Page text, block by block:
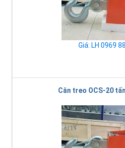
Giá: LH 0969
Cân treo OCS-20